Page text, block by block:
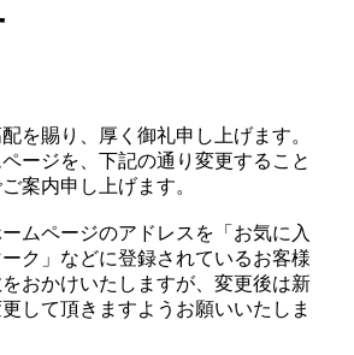
を賜り、厚く御礼申し上げます。
ージを、下記の通り変更すること
案内申し上げます。
ムページのアドレスを「お気に入
ク」などに登録されているお客様
おかけいたしますが、変更後は新
して頂きますようお願いいたしま